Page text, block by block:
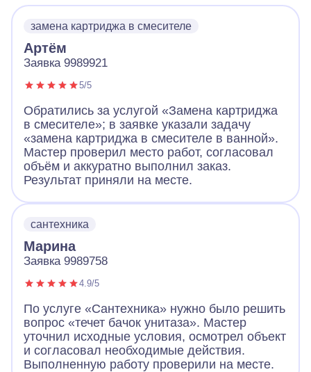
замена картриджа в смесителе
Артём
Заявка 9989921
5/5
Обратились за услугой «Замена картриджа
в смесителе»; в заявке указали задачу
«замена картриджа в смесителе в ванной».
Мастер проверил место работ, согласовал
объём и аккуратно выполнил заказ.
Результат приняли на месте.
сантехника
Марина
Заявка 9989758
4.9/5
По услуге «Сантехника» нужно было решить
вопрос «течет бачок унитаза». Мастер
уточнил исходные условия, осмотрел объект
и согласовал необходимые действия.
Выполненную работу проверили на месте.